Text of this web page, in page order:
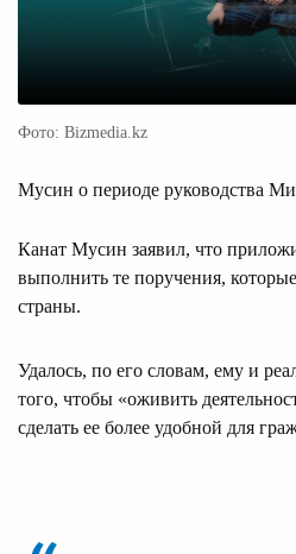
Фото: Bizmedia.kz
Мусин о периоде руководства
Канат Мусин заявил, что
выполнить те поручения,
страны.
Удалось, по его словам, ему и
того, чтобы «оживить
сделать ее более удобной для